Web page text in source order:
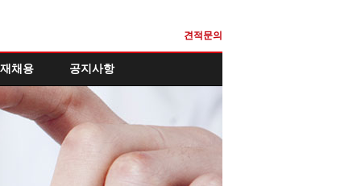
견적문의
채용 공지사항